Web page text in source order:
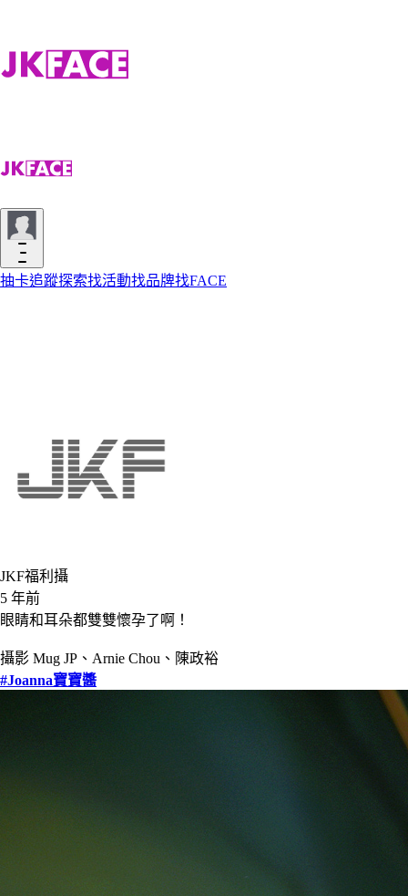
抽卡追蹤探索找活動找品牌找FACE
JKF福利攝
5 年前
眼睛和耳朵都雙雙懷孕了啊！
攝影 Mug JP、Arnie Chou、陳政裕
#Joanna寶寶醬